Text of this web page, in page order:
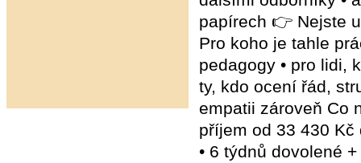
papírech 👉 Nejste
Pro koho je tahle
pedagogy • pro lidi,
ty, kdo ocení řád,
empatii zároveň Co
příjem od 33 430
• 6 týdnů dovolené